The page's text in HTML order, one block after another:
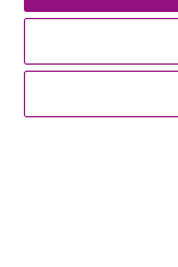
Kundenservice